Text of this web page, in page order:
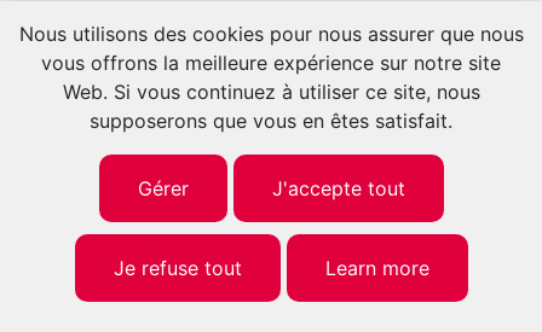
Refinancement du solde de sa carte de crédit
Demande carte de crédit
Programme d’affiliation
Apporteurs d’affaires commerçants et marchands
Apporteurs d’affaires financiers
SUIVEZ-NOUS
Votre adresse de messagerie est uniquement utilisée pour vous envoyer
notre lettre d’information ainsi que des informations concernant nos
activités. Vous pouvez à tout moment utiliser le lien de désabonnement
Nous utilisons des cookies pour nous assurer que nous
vous offrons la meilleure expérience sur notre site
Web. Si vous continuez à utiliser ce site, nous
supposerons que vous en êtes satisfait.
Gérer J'accepte tout
Je refuse tout Learn more